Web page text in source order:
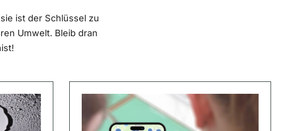
ist der Schlüssel zu
Umwelt. Bleib dran